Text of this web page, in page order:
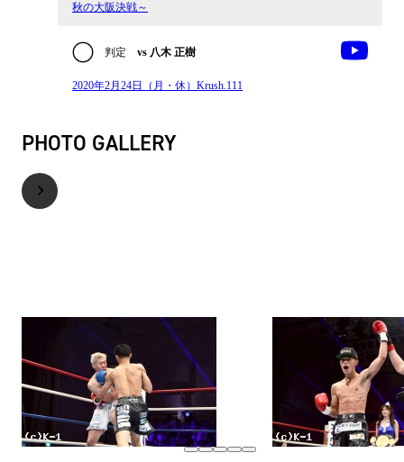
秋の大阪決戦～
判定 vs 八木 正樹
2020年2月24日（月・休）Krush.111
PHOTO GALLERY